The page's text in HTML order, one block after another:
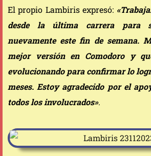
El propio Lambiris expresó:
desde la última carrera para
nuevamente este fin de semana.
mejor versión en Comodoro y
evolucionando para confirmar lo
meses. Estoy agradecido por el
todos los involucrados».